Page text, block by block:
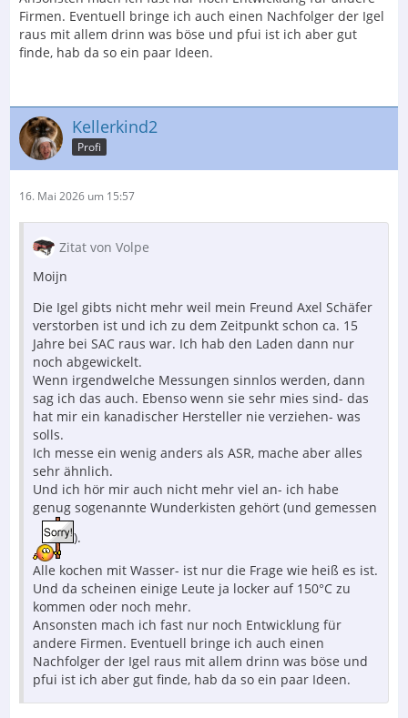
Firmen. Eventuell bringe ich auch einen Nachfolger der Igel
raus mit allem drinn was böse und pfui ist ich aber gut
finde, hab da so ein paar Ideen.
Kellerkind2
Profi
16. Mai 2026 um 15:57
Zitat von Volpe
Moijn
Die Igel gibts nicht mehr weil mein Freund Axel Schäfer
verstorben ist und ich zu dem Zeitpunkt schon ca. 15
Jahre bei SAC raus war. Ich hab den Laden dann nur
noch abgewickelt.
Wenn irgendwelche Messungen sinnlos werden, dann
sag ich das auch. Ebenso wenn sie sehr mies sind- das
hat mir ein kanadischer Hersteller nie verziehen- was
solls.
Ich messe ein wenig anders als ASR, mache aber alles
sehr ähnlich.
Und ich hör mir auch nicht mehr viel an- ich habe
genug sogenannte Wunderkisten gehört (und gemessen
).
Alle kochen mit Wasser- ist nur die Frage wie heiß es ist.
Und da scheinen einige Leute ja locker auf 150°C zu
kommen oder noch mehr.
Ansonsten mach ich fast nur noch Entwicklung für
andere Firmen. Eventuell bringe ich auch einen
Nachfolger der Igel raus mit allem drinn was böse und
pfui ist ich aber gut finde, hab da so ein paar Ideen.